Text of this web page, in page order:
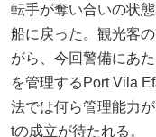
転手が奪い合いの状
船に戻った。観光客
がら、今回警備にあ
を管理するPort Vila
法では何ら管理能力
tの成立が待たれる。